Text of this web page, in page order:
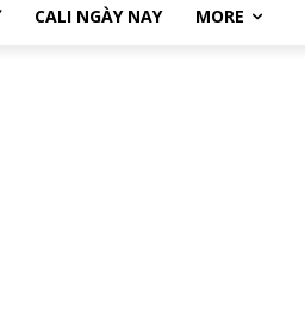
CALI NGÀY NAY MORE